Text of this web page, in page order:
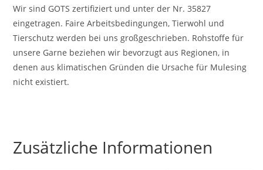
Wir sind GOTS zertifiziert und unter der Nr. 35827
eingetragen. Faire Arbeitsbedingungen, Tierwohl und
Tierschutz werden bei uns großgeschrieben. Rohstoffe für
unsere Garne beziehen wir bevorzugt aus Regionen, in
denen aus klimatischen Gründen die Ursache für Mulesing
nicht existiert.
Zusätzliche Informationen